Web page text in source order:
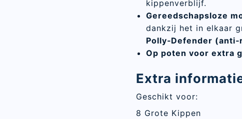
kippenverblijf.
Gereedschapsloze
dankzij het in elkaar
Polly‑Defender
Op poten voor extra
Extra
Geschikt voor:
8 Grote Kippen